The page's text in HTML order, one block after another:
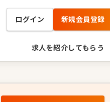
ログイン 新規会員登録
求人を紹介してもらう